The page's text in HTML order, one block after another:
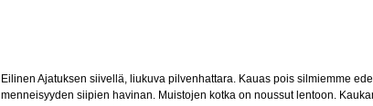
Eilinen Ajatuksen siivellä, liukuva pilvenhattara. Kauas pois silmiemme
menneisyyden siipien havinan. Muistojen kotka on noussut lentoon.